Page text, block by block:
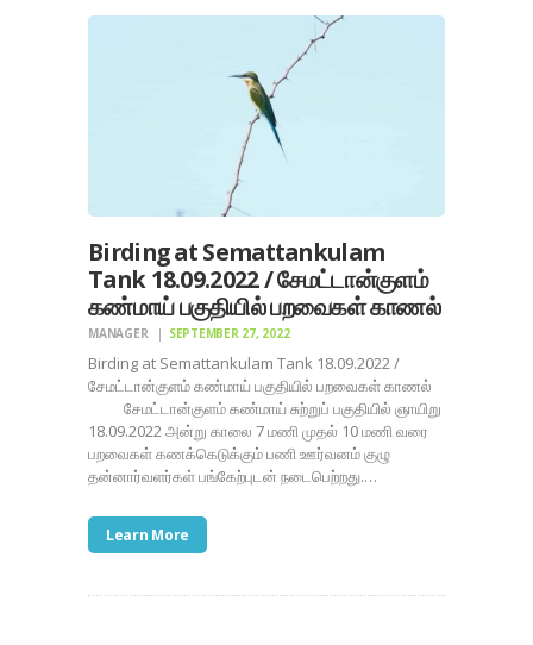
Birding at Semattankulam
Tank 18.09.2022 / சேமட்டான்குளம்
கண்மாய் பகுதியில் பறவைகள் காணல்
MANAGER SEPTEMBER 27, 2022
Birding at Semattankulam Tank 18.09.2022 /
சேமட்டான்குளம் கண்மாய் பகுதியில் பறவைகள் காணல்
சேமட்டான்குளம் கண்மாய் சுற்றுப் பகுதியில் ஞாயிறு
18.09.2022 அன்று காலை 7 மணி முதல் 10 மணி வரை
பறவைகள் கணக்கெடுக்கும் பணி ஊர்வனம் குழு
தன்னார்வளர்கள் பங்கேற்புடன் நடைபெற்றது.…
Learn More